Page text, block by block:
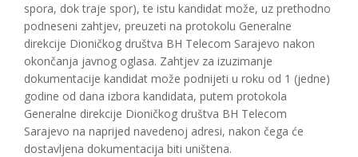
spora, dok traje spor), te istu kandidat može, uz prethodno
podneseni zahtjev, preuzeti na protokolu Generalne
direkcije Dioničkog društva BH Telecom Sarajevo nakon
okončanja javnog oglasa. Zahtjev za izuzimanje
dokumentacije kandidat može podnijeti u roku od 1 (jedne)
godine od dana izbora kandidata, putem protokola
Generalne direkcije Dioničkog društva BH Telecom
Sarajevo na naprijed navedenoj adresi, nakon čega će
dostavljena dokumentacija biti uništena.